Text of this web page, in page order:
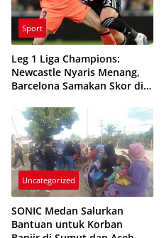
Sport
Leg 1 Liga Champions:
Newcastle Nyaris Menang,
Barcelona Samakan Skor di
Uncategorized
SONIC Medan Salurkan
Bantuan untuk Korban